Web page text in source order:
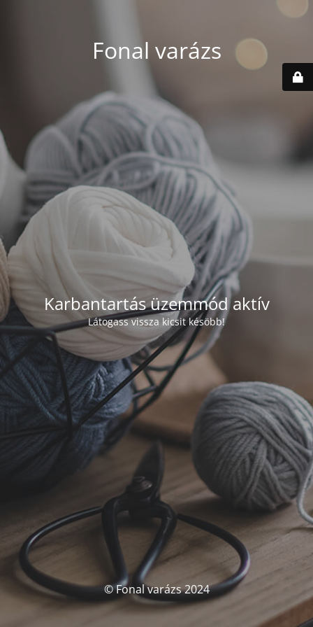
Fonal varázs
Karbantartás üzemmód aktív
Látogass vissza kicsit késöbb!
© Fonal varázs 2024